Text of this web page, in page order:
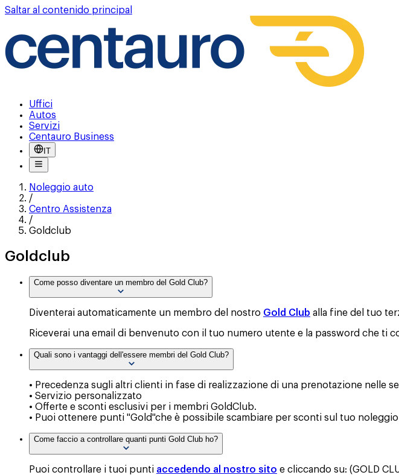
Saltar al contenido principal
Uffici
Autos
Servizi
Centauro Business
IT
Noleggio auto
/
Centro Assistenza
/
Goldclub
Goldclub
Come posso diventare un membro del Gold Club?
Diventerai automaticamente un membro del nostro Gold Club alla fine del tuo
Riceverai una email di benvenuto con il tuo numero utente e la password che ti
Quali sono i vantaggi dell'essere membri del Gold Club?
• Precedenza sugli altri clienti in fase di realizzazione di una prenotazione nelle
• Servizio personalizzato
• Offerte e sconti esclusivi per i membri GoldClub.
• Puoi ottenere punti "Gold"che è possibile scambiare per sconti sul tuo
Come faccio a controllare quanti punti Gold Club ho?
Puoi controllare i tuoi punti accedendo al nostro sito e cliccando su: (GOLD